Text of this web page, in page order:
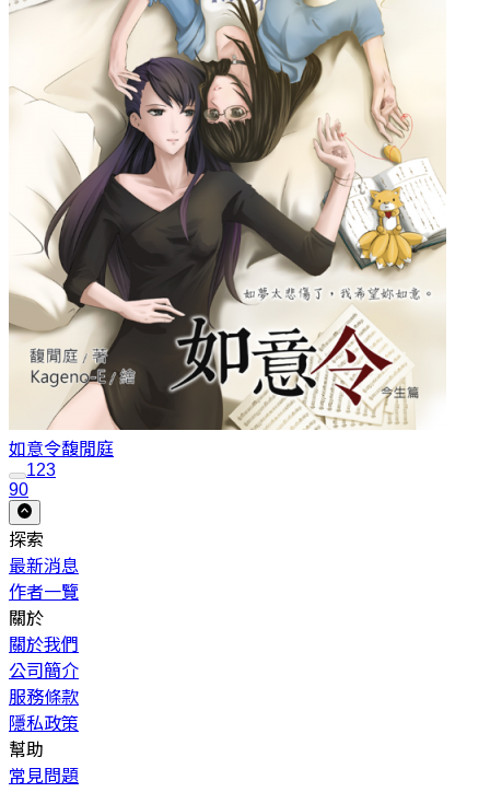
如意令馥閒庭
123
90
探索
最新消息
作者一覽
關於
關於我們
公司簡介
服務條款
隱私政策
幫助
常見問題